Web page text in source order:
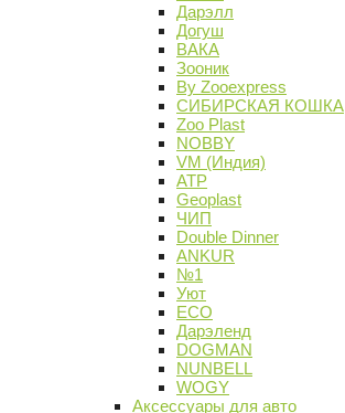
Дарэлл
Догуш
ВАКА
Зооник
By Zooexpress
СИБИРСКАЯ КОШКА
Zoo Plast
NOBBY
VM (Индия)
АТР
Geoplast
ЧИП
Double Dinner
ANKUR
№1
Уют
ECO
Дарэленд
DOGMAN
NUNBELL
WOGY
Аксессуары для авто